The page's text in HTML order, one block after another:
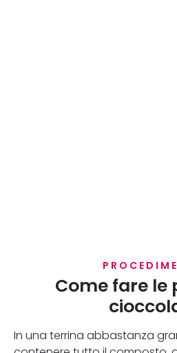
Come fare le
In una terrina abbastanza